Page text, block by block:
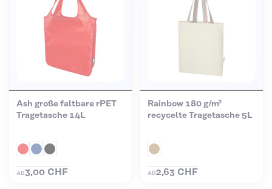
Ash große faltbare rPET
Tragetasche 14L
AB3,00 CHF
Rainbow 180 g/m²
recycelte Tragetasche 5L
AB2,63 CHF